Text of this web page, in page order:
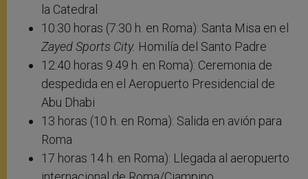
la Catedral
10:30 horas (7:30 h. en Roma): Santa Misa en el
Zayed Sports City. Homilía del Santo Padre
12:40 horas 9:49 h. en Roma): Ceremonia de
despedida en el Aeropuerto Presidencial de
Abu Dhabi
13 horas (10 h. en Roma): Salida en avión para
Roma
17 horas 14 h. en Roma): Llegada al aeropuerto